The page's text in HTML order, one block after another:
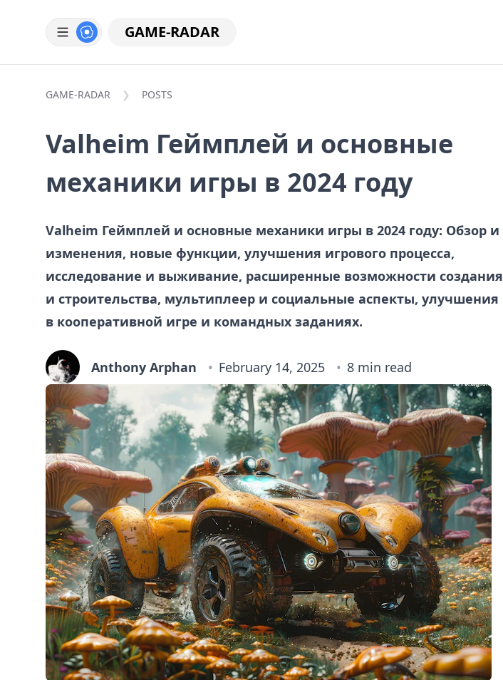
GAME-RADAR
GAME-RADAR POSTS
Valheim Геймплей и основные
механики игры в 2024 году
Valheim Геймплей и основные механики игры в 2024 году: Обзор и
изменения, новые функции, улучшения игрового процесса,
исследование и выживание, расширенные возможности создания
и строительства, мультиплеер и социальные аспекты, улучшения
в кооперативной игре и командных заданиях.
Anthony Arphan February 14, 2025 8 min read